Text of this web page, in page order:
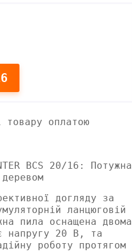
оплатою
BCS 20/16: Потужна
догляду за
ланцюговій
пила оснащена двома
напругу 20 В, та
роботу протягом